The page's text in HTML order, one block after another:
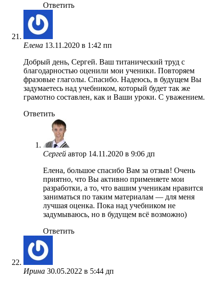
Ответить
Елена 13.11.2020 в 1:42 пп
Добрый день, Сергей. Ваш титанический труд с
благодарностью оценили мои ученики. Повторяем
фразовые глаголы. Спасибо. Надеюсь, в будущем Вы
задумаетесь над учебником, который будет так же
грамотно составлен, как и Ваши уроки. С уважением.
Ответить
Сергей автор 14.11.2020 в 9:06 дп
Елена, большое спасибо Вам за отзыв! Очень
приятно, что Вы активно применяете мои
разработки, а то, что вашим ученикам нравится
заниматься по таким материалам — для меня
лучшая оценка. Пока над учебником не
задумываюсь, но в будущем всё возможно)
Ответить
Ирина 30.05.2022 в 5:44 дп